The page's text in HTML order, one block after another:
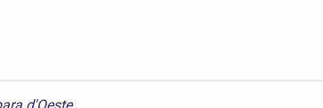
d'Oeste